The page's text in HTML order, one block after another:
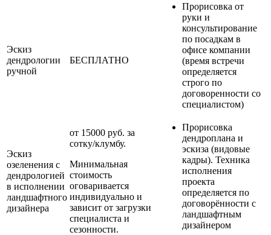
Эскиз
дендрологии
ручной
БЕСПЛАТНО
Прорисовка от
руки и
консультирование
по посадкам в
офисе компании
(время встречи
определяется
строго по
договоренности со
специалистом)
Эскиз
озеленения с
дендрологией
в исполнении
ландшафтного
дизайнера
от 15000 руб. за
сотку/клумбу.
Минимальная
стоимость
оговаривается
индивидуально и
зависит от загрузки
специалиста и
сезонности.
Прорисовка
дендроплана и
эскиза (видовые
кадры). Техника
исполнения
проекта
определяется по
договорённости с
ландшафтным
дизайнером